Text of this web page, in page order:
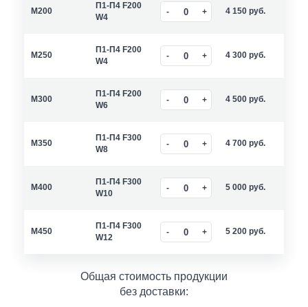
M200
П1-П4 F200
W4
4 150 руб.
M250
П1-П4 F200
W4
4 300 руб.
M300
П1-П4 F200
W6
4 500 руб.
M350
П1-П4 F300
W8
4 700 руб.
M400
П1-П4 F300
W10
5 000 руб.
M450
П1-П4 F300
W12
5 200 руб.
Общая стоимость продукции
без доставки: